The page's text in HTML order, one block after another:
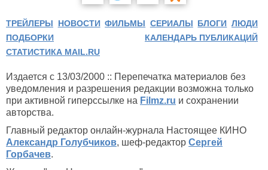
ТРЕЙЛЕРЫ НОВОСТИ ФИЛЬМЫ СЕРИАЛЫ БЛОГИ ЛЮДИ
ПОДБОРКИ
КАЛЕНДАРЬ ПУБЛИКАЦИЙ
СТАТИСТИКА MAIL.RU
Издается с 13/03/2000 :: Перепечатка материалов без
уведомления и разрешения редакции возможна только
при активной гиперссылке на Filmz.ru и сохранении
авторства.
Главный редактор онлайн-журнала Настоящее КИНО
Александр Голубчиков, шеф-редактор Сергей
Горбачев.